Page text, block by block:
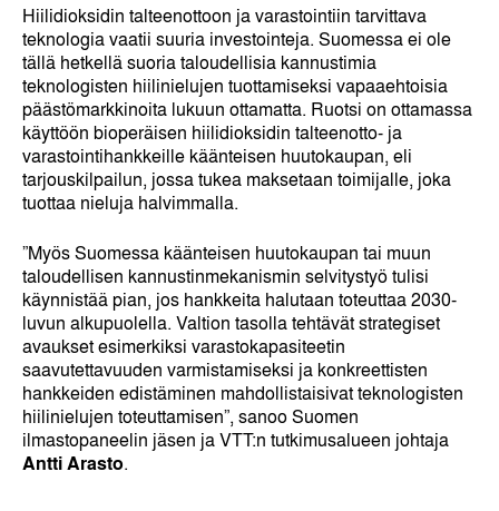
Hiilidioksidin talteenottoon ja varastointiin tarvittava
teknologia vaatii suuria investointeja. Suomessa ei ole
tällä hetkellä suoria taloudellisia kannustimia
teknologisten hiilinielujen tuottamiseksi vapaaehtoisia
päästömarkkinoita lukuun ottamatta. Ruotsi on ottamassa
käyttöön bioperäisen hiilidioksidin talteenotto- ja
varastointihankkeille käänteisen huutokaupan, eli
tarjouskilpailun, jossa tukea maksetaan toimijalle, joka
tuottaa nieluja halvimmalla.
”Myös Suomessa käänteisen huutokaupan tai muun
taloudellisen kannustinmekanismin selvitystyö tulisi
käynnistää pian, jos hankkeita halutaan toteuttaa 2030-
luvun alkupuolella. Valtion tasolla tehtävät strategiset
avaukset esimerkiksi varastokapasiteetin
saavutettavuuden varmistamiseksi ja konkreettisten
hankkeiden edistäminen mahdollistaisivat teknologisten
hiilinielujen toteuttamisen”, sanoo Suomen
ilmastopaneelin jäsen ja VTT:n tutkimusalueen johtaja
Antti Arasto.